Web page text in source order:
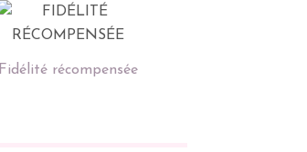
Fidélité récompensée